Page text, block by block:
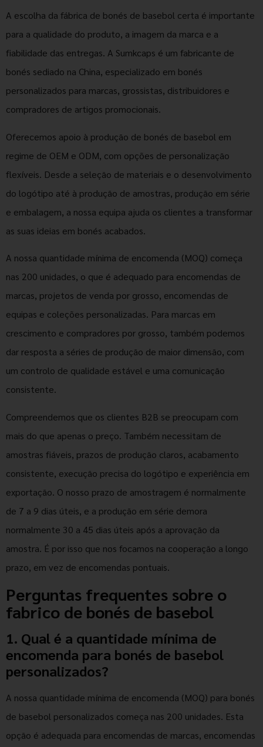
A escolha da fábrica de bonés de basebol certa é importante
para a qualidade do produto, a imagem da marca e a
fiabilidade das entregas. A Sumkcaps é um fabricante de
bonés sediado na China, especializado em bonés
personalizados para marcas, grossistas, distribuidores e
compradores de artigos promocionais.
Oferecemos apoio à produção de bonés de basebol em
regime de OEM e ODM, com opções de personalização
flexíveis. Desde a seleção de materiais e o desenvolvimento
do logótipo até à produção de amostras, produção em série
e embalagem, a nossa equipa ajuda os clientes a transformar
as suas ideias em bonés acabados.
A nossa quantidade mínima de encomenda (MOQ) começa
nas 200 unidades, o que é adequado para encomendas de
marcas, projetos de venda por grosso, encomendas de
equipas e coleções personalizadas. Para marcas em
crescimento e compradores por grosso, também podemos
dar resposta a séries de produção de maior dimensão, com
um controlo de qualidade estável e uma comunicação
consistente.
Compreendemos que os clientes B2B se preocupam com
mais do que apenas o preço. Também necessitam de
amostras fiáveis, prazos de produção claros, acabamento
consistente, execução precisa do logótipo e experiência em
exportação. O nosso prazo de amostragem é normalmente
de 7 a 9 dias úteis, e a produção em série demora
normalmente 30 a 45 dias úteis após a aprovação da
amostra. É por isso que nos focamos na cooperação a longo
prazo, em vez de encomendas pontuais.
Perguntas frequentes sobre o
fabrico de bonés de basebol
1. Qual é a quantidade mínima de
encomenda para bonés de basebol
personalizados?
A nossa quantidade mínima de encomenda (MOQ) para bonés
de basebol personalizados começa nas 200 unidades. Esta
opção é adequada para encomendas de marcas, encomendas